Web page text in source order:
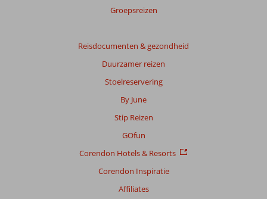
Groepsreizen
Reisdocumenten & gezondheid
Duurzamer reizen
Stoelreservering
By June
Stip Reizen
GOfun
Corendon Hotels & Resorts
Corendon Inspiratie
Affiliates